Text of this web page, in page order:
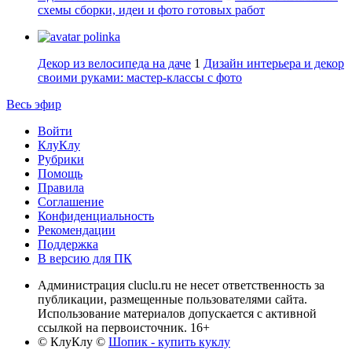
схемы сборки, идеи и фото готовых работ
polinka
Декор из велосипеда на даче 1 Дизайн интерьера и декор
своими руками: мастер-классы с фото
Весь эфир
Войти
КлуКлу
Рубрики
Помощь
Правила
Соглашение
Конфиденциальность
Рекомендации
Поддержка
В версию для ПК
Администрация cluclu.ru не несет ответственность за
публикации, размещенные пользователями сайта.
Использование материалов допускается с активной
ссылкой на первоисточник. 16+
© КлуКлу © Шопик - купить куклу